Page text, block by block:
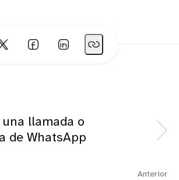
llamada o
de WhatsApp
Anterior